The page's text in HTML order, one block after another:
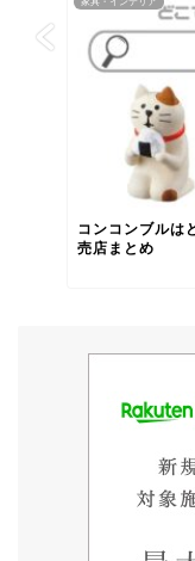
コンコンブルは
売店まとめ